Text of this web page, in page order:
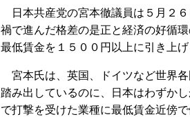
日本共産党の宮本徹議員は５月２
禍で進んだ格差の是正と経済の好循
最低賃金を１５００円以上に引き上げ
宮本氏は、英国、ドイツなど世界
踏み出しているのに、日本はわずか
で打撃を受けた業種に最低賃金近傍